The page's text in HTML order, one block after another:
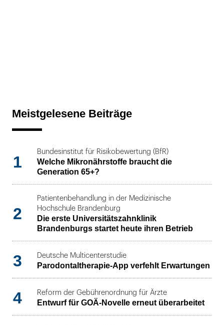
Meistgelesene Beiträge
1
Bundesinstitut für Risikobewertung (BfR)
Welche Mikronährstoffe braucht die
Generation 65+?
2
Patientenbehandlung in der Medizinische
Hochschule Brandenburg
Die erste Universitätszahnklinik
Brandenburgs startet heute ihren Betrieb
3 Deutsche Multicenterstudie
Parodontaltherapie-App verfehlt Erwartungen
4 Reform der Gebührenordnung für Ärzte
Entwurf für GOÄ-Novelle erneut überarbeitet